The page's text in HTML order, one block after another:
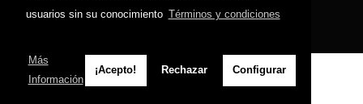
usuarios sin su conocimiento Términos y condiciones
Más
Información
¡Acepto! Rechazar Configurar